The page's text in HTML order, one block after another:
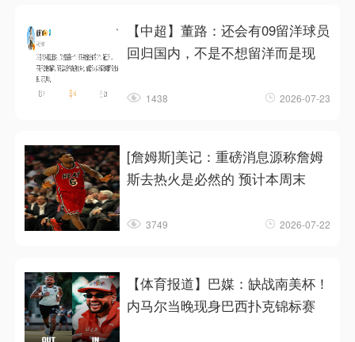
【中超】董路：还会有09留洋球员
回归国内，不是不想留洋而是现
1438 2026-07-23
[詹姆斯]美记：重磅消息源称詹姆
斯去热火是必然的 预计本周末
3749 2026-07-22
【体育报道】巴媒：缺战南美杯！
内马尔当晚现身巴西扑克锦标赛